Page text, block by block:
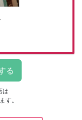
は
す。